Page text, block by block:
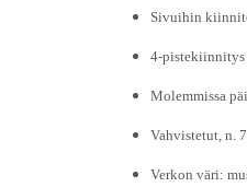
Sivuihin
4-pistekiinnitys
Molemmissa
Vahvistetut, n.
Verkon väri: